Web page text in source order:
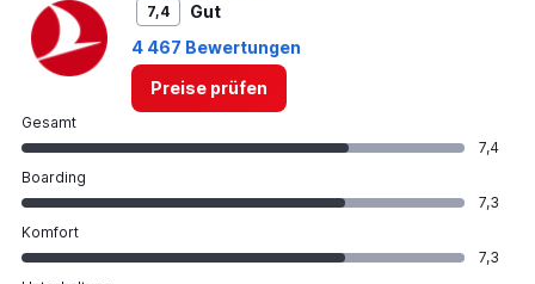
7,4
Gut
4 467 Bewertungen
Preise prüfen
Gesamt
7,4
Boarding
7,3
Komfort
7,3